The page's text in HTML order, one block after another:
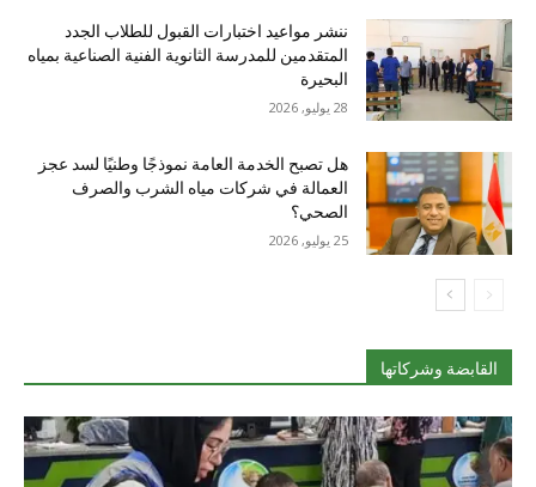
ننشر مواعيد اختبارات القبول للطلاب الجدد
المتقدمين للمدرسة الثانوية الفنية الصناعية بمياه
البحيرة
28 يوليو, 2026
هل تصبح الخدمة العامة نموذجًا وطنيًا لسد عجز
العمالة في شركات مياه الشرب والصرف
الصحي؟
25 يوليو, 2026
القابضة وشركاتها